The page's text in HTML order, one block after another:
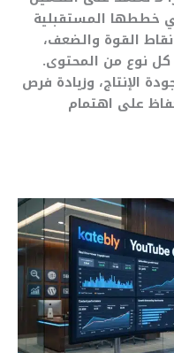
خططها المستقبلية
القوة والضعف،
نوع من المحتوى.
الإنتاج، وزيادة فرص
على اهتمام